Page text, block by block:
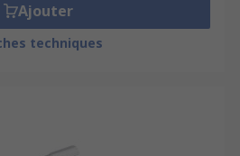
Ajouter
techniques